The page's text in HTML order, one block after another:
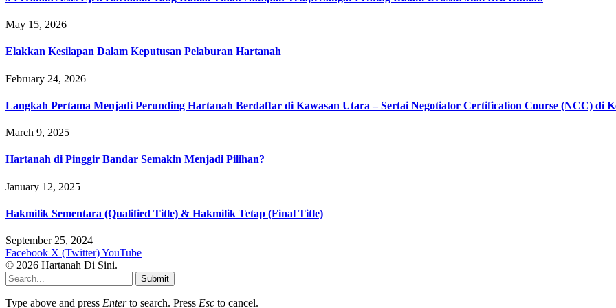
May 15, 2026
Elakkan Kesilapan Dalam Keputusan Pelaburan Hartanah
February 24, 2026
Langkah Pertama Menjadi Perunding Hartanah Berdaftar di Kawasan Utara – Sertai Negotiator Certification Course (NCC) di
March 9, 2025
Hartanah di Pinggir Bandar Semakin Menjadi Pilihan?
January 12, 2025
Hakmilik Sementara (Qualified Title) & Hakmilik Tetap (Final Title)
September 25, 2024
Facebook X (Twitter)YouTube
© 2026 Hartanah Di Sini.
Submit
Type above and press Enterto search. Press Esc to cancel.